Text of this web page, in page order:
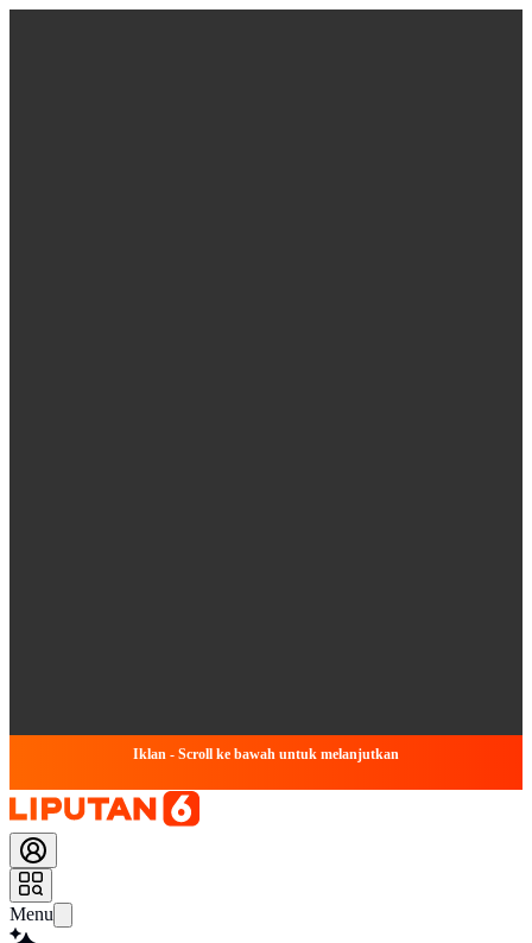
Iklan - Scroll ke bawah untuk melanjutkan
Menu